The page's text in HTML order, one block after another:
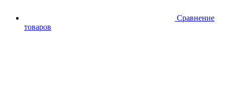
Сравнение
товаров